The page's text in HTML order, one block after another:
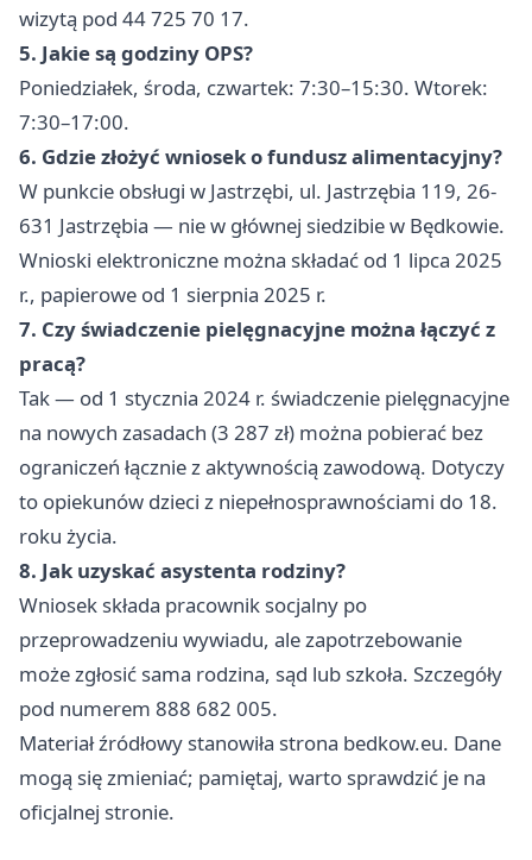
wizytą pod 44 725 70 17.
5. Jakie są godziny OPS?
Poniedziałek, środa, czwartek: 7:30–15:30. Wtorek:
7:30–17:00.
6. Gdzie złożyć wniosek o fundusz alimentacyjny?
W punkcie obsługi w Jastrzębi, ul. Jastrzębia 119, 26-
631 Jastrzębia — nie w głównej siedzibie w Będkowie.
Wnioski elektroniczne można składać od 1 lipca 2025
r., papierowe od 1 sierpnia 2025 r.
7. Czy świadczenie pielęgnacyjne można łączyć z
pracą?
Tak — od 1 stycznia 2024 r. świadczenie pielęgnacyjne
na nowych zasadach (3 287 zł) można pobierać bez
ograniczeń łącznie z aktywnością zawodową. Dotyczy
to opiekunów dzieci z niepełnosprawnościami do 18.
roku życia.
8. Jak uzyskać asystenta rodziny?
Wniosek składa pracownik socjalny po
przeprowadzeniu wywiadu, ale zapotrzebowanie
może zgłosić sama rodzina, sąd lub szkoła. Szczegóły
pod numerem 888 682 005.
Materiał źródłowy stanowiła strona bedkow.eu. Dane
mogą się zmieniać; pamiętaj, warto sprawdzić je na
oficjalnej stronie.